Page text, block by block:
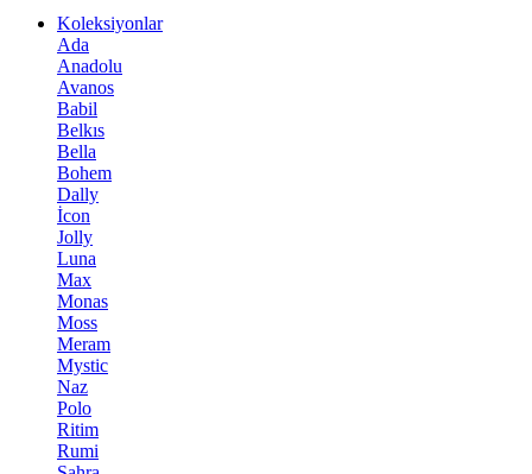
Koleksiyonlar
Ada
Anadolu
Avanos
Babil
Belkıs
Bella
Bohem
Dally
İcon
Jolly
Luna
Max
Monas
Moss
Meram
Mystic
Naz
Polo
Ritim
Rumi